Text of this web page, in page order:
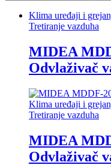
Klima uređaji i
Tretiranje vazduha
MIDEA
Odvlaživač
Klima uređaji i
Tretiranje vazduha
MIDEA
Odvlaživač